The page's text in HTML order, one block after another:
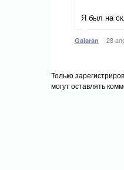
Я был на
Galaran 28
Только
могут оставлять